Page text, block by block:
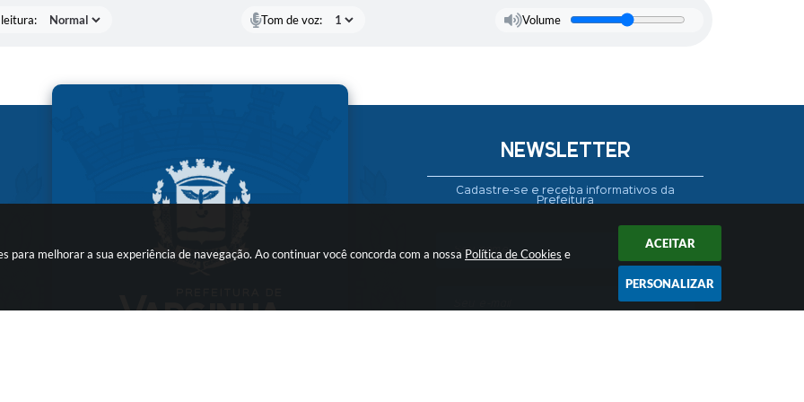
para melhorar a sua experiência de navegação. Ao continuar você concorda com a nossa Política de Cookies e
ACEITAR
PERSONALIZAR
Tom de voz: Volume
NEWSLETTER
Cadastre-se e receba informativos da
Prefeitura